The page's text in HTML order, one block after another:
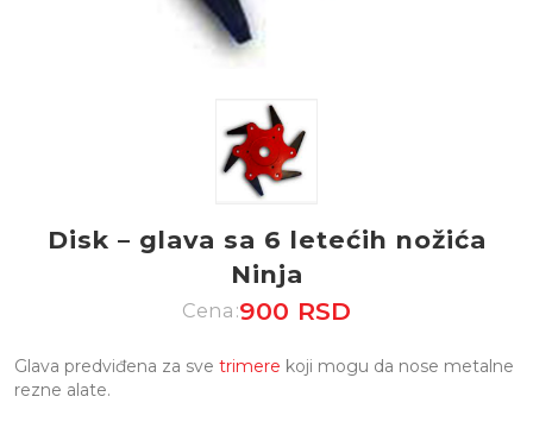
Disk – glava sa 6 letećih nožića
Ninja
Cena:900 RSD
Glava predviđena za sve trimere koji mogu da nose metalne
rezne alate.